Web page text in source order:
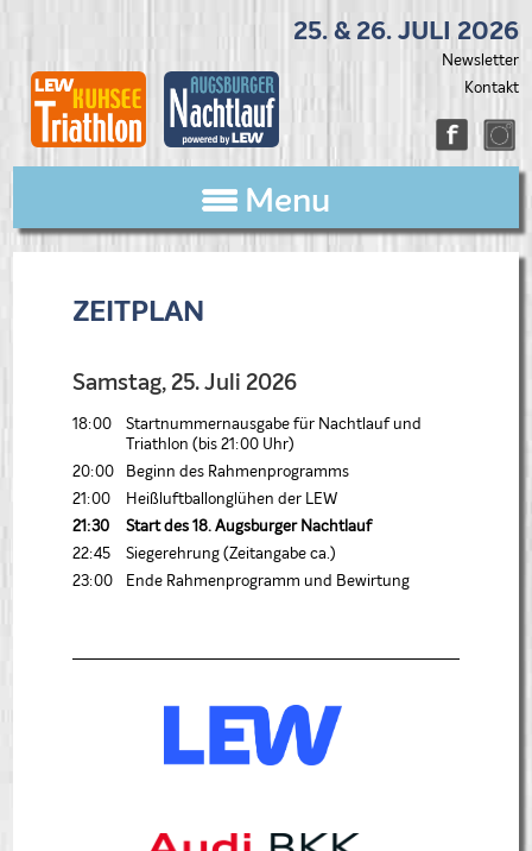
25. & 26. JULI 2026
Navigation
Newsletter
Kontakt
Menu
ZEITPLAN
Samstag, 25. Juli 2026
18:00
Startnummernausgabe für Nachtlauf und
Triathlon (bis 21:00 Uhr)
20:00
Beginn des Rahmenprogramms
21:00
Heißluftballonglühen der LEW
21:30
Start des 18. Augsburger Nachtlauf
22:45
Siegerehrung (Zeitangabe ca.)
23:00
Ende Rahmenprogramm und Bewirtung